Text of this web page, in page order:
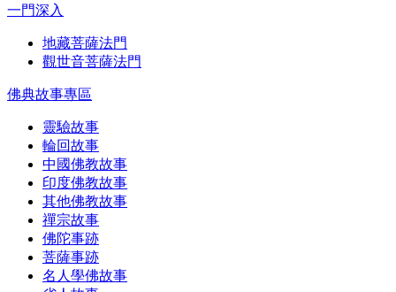
一門深入
地藏菩薩法門
觀世音菩薩法門
佛典故事專區
靈驗故事
輪回故事
中國佛教故事
印度佛教故事
其他佛教故事
禪宗故事
佛陀事跡
菩薩事跡
名人學佛故事